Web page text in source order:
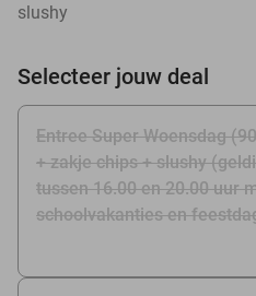
slushy
Selecteer jouw deal
Entree Super Woensdag
+ zakje chips + slushy
tussen 16.00 en 20.00 uur
schoolvakanties en